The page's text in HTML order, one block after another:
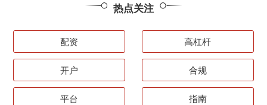
热点关注
配资 高杠杆
开户 合规
平台 指南